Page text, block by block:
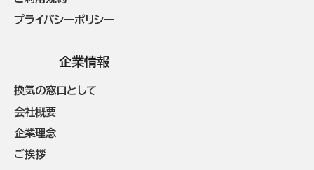
プライバシーポリシー
企業情報
換気の窓口として
会社概要
企業理念
ご挨拶